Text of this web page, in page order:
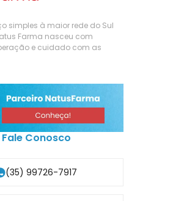
simples à maior rede do Sul
Farma nasceu com
e cuidado com as
Fale Conosco
(35) 99726-7917